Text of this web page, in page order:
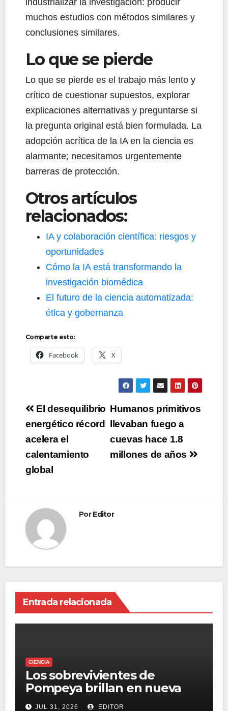
muchos estudios con métodos similares y
conclusiones similares.
Lo que se pierde
Lo que se pierde es el trabajo más lento y
crítico de cuestionar supuestos, explorar
explicaciones alternativas y preguntarse si
la pregunta original está bien formulada. La
adopción acrítica de la IA en la ciencia es
alarmante; necesitamos urgentemente
barreras de protección.
Otros artículos
relacionados:
IA y colaboración científica: riesgos y
oportunidades
Cómo la IA está transformando la
investigación biomédica
El futuro de la ciencia automatizada:
ética y gobernanza
Comparte esto:
Facebook X
Navegación
de
entradas
Humanos primitivos
llevaban fuego a
cuevas hace 1.8
millones de años
El desequilibrio
energético récord
acelera el
calentamiento
global
PorEditor
Entrada relacionada
CIENCIA
Los sobrevivientes de
Pompeya brillan en nueva
serie documental
JUL 31, 2026 EDITOR